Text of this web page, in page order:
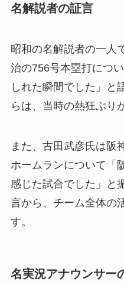
名解説者の証言
昭和の名解説者の一人
治の756号本塁打につ
しれた瞬間でした」と
らは、当時の熱狂ぶり
また、古田武彦氏は阪
ホームランについて「
感じた試合でした」と
言から、チーム全体の
す。
名実況アナウンサー